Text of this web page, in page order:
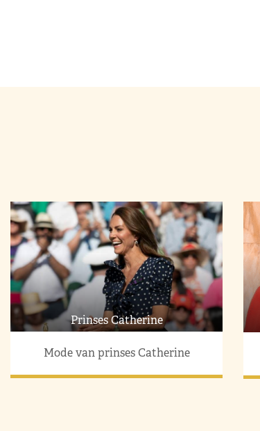
Prinses Catherine
Mode van prinses Catherine